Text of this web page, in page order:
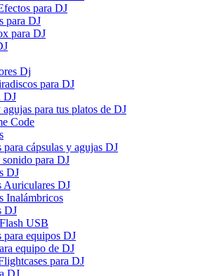
para DJ
para DJ
para DJ
Dj
para DJ
DJ
agujas para tus platos de DJ
Code
para cápsulas y agujas DJ
sonido para DJ
DJ
Auriculares DJ
Inalámbricos
DJ
USB
para equipos DJ
equipo de DJ
para DJ
DJ